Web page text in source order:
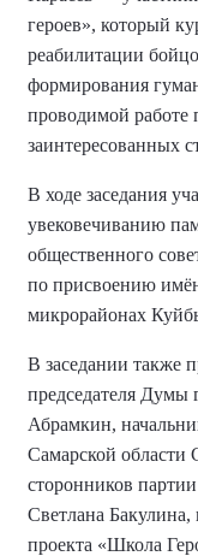
героев», который
реабилитации
формирования
проводимой работе
заинтересованных
В ходе заседания
увековечиванию
общественного
по присвоению
микрорайонах
В заседании также
председателя
Абрамкин,
Самарской области
сторонников
Светлана
проекта «Школа